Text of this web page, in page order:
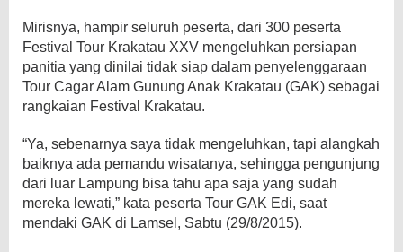
Mirisnya, hampir seluruh peserta, dari 300 peserta
Festival Tour Krakatau XXV mengeluhkan persiapan
panitia yang dinilai tidak siap dalam penyelenggaraan
Tour Cagar Alam Gunung Anak Krakatau (GAK) sebagai
rangkaian Festival Krakatau.
“Ya, sebenarnya saya tidak mengeluhkan, tapi alangkah
baiknya ada pemandu wisatanya, sehingga pengunjung
dari luar Lampung bisa tahu apa saja yang sudah
mereka lewati,” kata peserta Tour GAK Edi, saat
mendaki GAK di Lamsel, Sabtu (29/8/2015).